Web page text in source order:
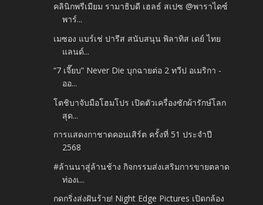
คลินิกพรีเมียม รามาธิบดี เฮลธ์ สเปซ @พาราไดซ์
พาร์...
เมซอง แบร์เช่ ปารีส สนับสนุน พิลาทิส เดย์ ไทย
แลนด์...
“7 เจี๊ยบ” Never Die บุกฉายต่อ 2 ทวีป อเมริกา -
ออ...
โตชิบาจับมือโฮมโปร เปิดตัวเครื่องซักผ้ารักษ์โลก
สุด...
การแสดงกาชาดคอนเสิร์ต ครั้งที่ 51 ประจำปี
2568
#ล้านนาสู่ล้านช้าง กิจกรรมส่งเสริมการขายตลาด
ท่องเ...
กดกริ่งส่งฝันร้าย! Night Edge Pictures เปิดกล้อง